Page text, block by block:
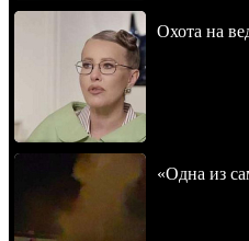
Охота на
«Одна из